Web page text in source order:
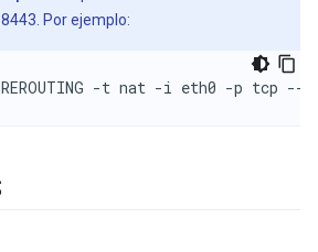
Por ejemplo:
-t nat -i eth0 -p tcp --